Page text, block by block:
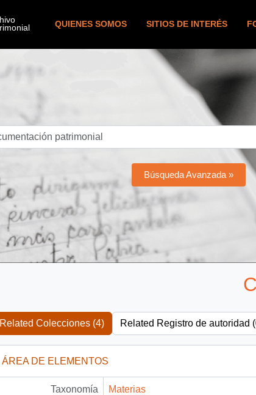
QUIENES SOMOS SITIOS DE INTERÉS
Búsqueda Avanzada »
Related Colecciones (4) Related Registro de autoridad
ÁREA DE ELEMENTOS
Taxonomía Materias